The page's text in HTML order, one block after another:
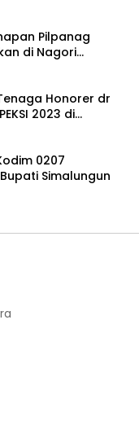
Pilpanag
di Nagori
Honorer dr
2023 di
0207
Simalungun